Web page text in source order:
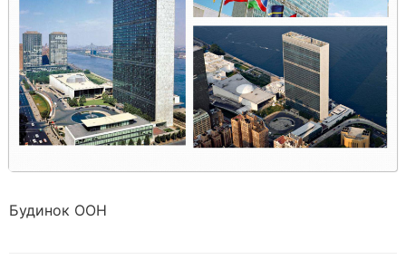
Будинок ООН